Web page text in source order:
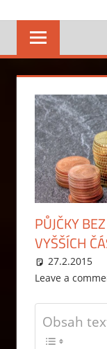
PŮJČKY
VYŠŠÍCH
27.2.2015
Leave a
Obsah